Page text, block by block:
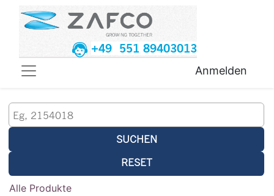
+49 551 89403013
Anmelden
SUCHEN
RESET
Alle Produkte